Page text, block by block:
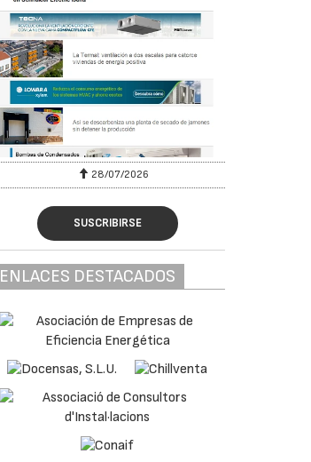
28/07/2026
SUSCRIBIRSE
ENLACES DESTACADOS